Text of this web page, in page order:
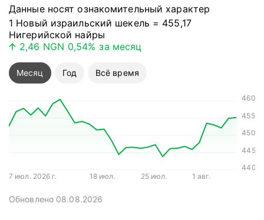
Данные носят ознакомительный характер
1 Новый израильский шекель = 455,17
Нигерийской найры
Курс валюты поднялся на 2,46 NGN
2,46 NGN 0,54% за месяц
Месяц Год Всё время
440
445
450
455
460
7 июл. 2026 г. 18 июл. 25 июл. 1 авг.
Обновлено 08.08.2026